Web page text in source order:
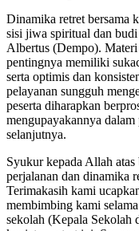
Dinamika retret bersama
sisi jiwa spiritual dan
Albertus (Dempo).
pentingnya memiliki
serta optimis dan
pelayanan sungguh
peserta diharapkan
mengupayakannya
selanjutnya.
Syukur kepada Allah atas
perjalanan dan dinamika
Terimakasih kami
membimbing kami
sekolah (Kepala Sekolah